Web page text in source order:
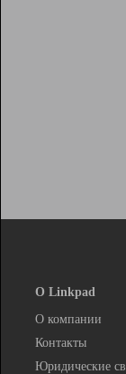
О Linkpad
О компании
Контакты
Юридические